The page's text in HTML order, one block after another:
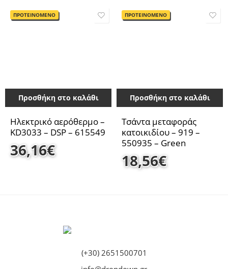
ΠΡΟΤΕΙΝΟΜΕΝΟ
Προσθήκη στο καλάθι
Ηλεκτρικό αερόθερμο –
KD3033 – DSP – 615549
36,16€
ΠΡΟΤΕΙΝΟΜΕΝΟ
Προσθήκη στο καλάθι
Τσάντα μεταφοράς
κατοικιδίου – 919 –
550935 – Green
18,56€
(+30) 2651500701